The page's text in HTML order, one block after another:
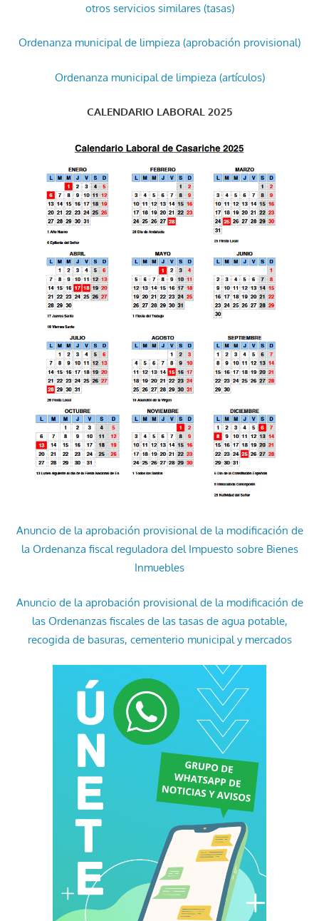
otros servicios similares (tasas)
Ordenanza municipal de limpieza (aprobación provisional)
Ordenanza municipal de limpieza (artículos)
CALENDARIO LABORAL 2025
Anuncio de la aprobación provisional de la modificación de
la Ordenanza fiscal reguladora del Impuesto sobre Bienes
Inmuebles
Anuncio de la aprobación provisional de la modificación de
las Ordenanzas fiscales de las tasas de agua potable,
recogida de basuras, cementerio municipal y mercados